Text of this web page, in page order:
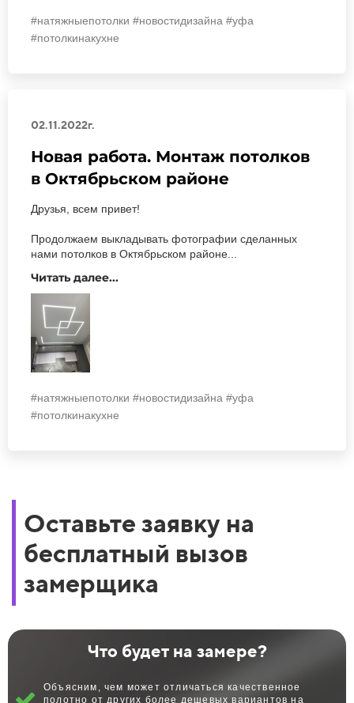
#натяжныепотолки #новостидизайна #уфа
#потолкинакухне
02.11.2022г.
Новая работа. Монтаж потолков
в Октябрьском районе
Друзья, всем привет!
Продолжаем выкладывать фотографии сделанных
нами потолков в Октябрьском районе...
Читать далее...
#натяжныепотолки #новостидизайна #уфа
#потолкинакухне
Оставьте заявку на
бесплатный вызов
замерщика
Что будет на замере?
Объясним, чем может отличаться качественное
полотно от других более дешевых вариантов на